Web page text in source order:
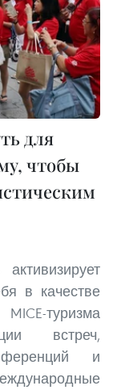
для
чтобы
в качестве
туризма
встреч,
и